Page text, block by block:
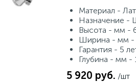
Материал -
Назначение -
Высота - мм -
Ширина - мм -
Гарантия - 5
Глубина - мм -
5 920 руб. /шт